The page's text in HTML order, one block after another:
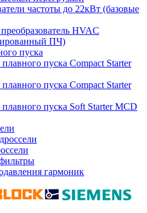
частоты до 22кВт (базовые
HVAC
ПЧ)
пуска
плавного пуска Compact Starter
плавного пуска Compact Starter
плавного пуска Soft Starter MCD
гармоник